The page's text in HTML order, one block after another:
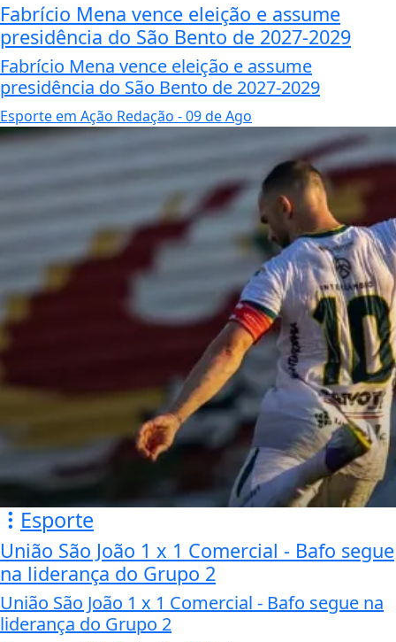
Fabrício Mena vence eleição e assume
presidência do São Bento de 2027-2029
Fabrício Mena vence eleição e assume
presidência do São Bento de 2027-2029
Esporte em Ação Redação - 09 de Ago
Esporte
União São João 1 x 1 Comercial - Bafo segue
na liderança do Grupo 2
União São João 1 x 1 Comercial - Bafo segue na
liderança do Grupo 2